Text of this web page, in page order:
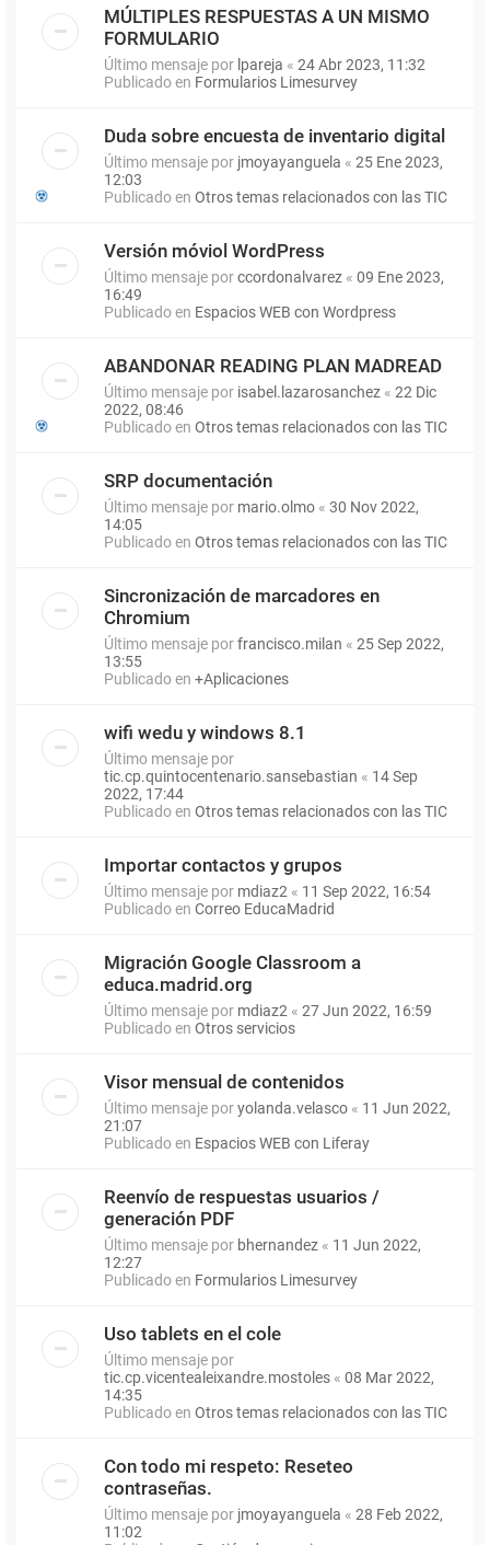
MÚLTIPLES RESPUESTAS A UN MISMO
FORMULARIO
Último mensaje por lpareja « 24 Abr 2023, 11:32
Publicado en Formularios Limesurvey
Duda sobre encuesta de inventario digital
Último mensaje por jmoyayanguela « 25 Ene 2023,
12:03
Publicado en Otros temas relacionados con las TIC
Versión móviol WordPress
Último mensaje porccordonalvarez « 09 Ene 2023,
16:49
Publicado en Espacios WEB con Wordpress
ABANDONAR READING PLAN MADREAD
Último mensaje por isabel.lazarosanchez « 22 Dic
2022, 08:46
Publicado en Otros temas relacionados con las TIC
SRP documentación
Último mensaje por mario.olmo « 30 Nov 2022,
14:05
Publicado en Otros temas relacionados con las TIC
Sincronización de marcadores en
Chromium
Último mensaje porfrancisco.milan « 25 Sep 2022,
13:55
Publicado en +Aplicaciones
wifi wedu y windows 8.1
Último mensaje por
tic.cp.quintocentenario.sansebastian « 14 Sep
2022, 17:44
Publicado en Otros temas relacionados con las TIC
Importar contactos y grupos
Último mensaje por mdiaz2 « 11 Sep 2022, 16:54
Publicado en Correo EducaMadrid
Migración Google Classroom a
educa.madrid.org
Último mensaje por mdiaz2 « 27 Jun 2022, 16:59
Publicado en Otros servicios
Visor mensual de contenidos
Último mensaje poryolanda.velasco « 11 Jun 2022,
21:07
Publicado en Espacios WEB con Liferay
Reenvío de respuestas usuarios /
generación PDF
Último mensaje por bhernandez « 11 Jun 2022,
12:27
Publicado en Formularios Limesurvey
Uso tablets en el cole
Último mensaje por
tic.cp.vicentealeixandre.mostoles « 08 Mar 2022,
14:35
Publicado en Otros temas relacionados con las TIC
Con todo mi respeto: Reseteo
contraseñas.
Último mensaje por jmoyayanguela « 28 Feb 2022,
11:02